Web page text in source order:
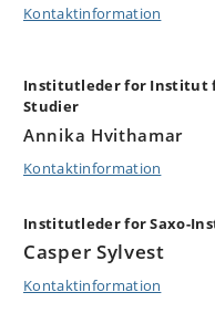
Kontaktinformation
Institutleder for Institut
Studier
Annika Hvithamar
Kontaktinformation
Institutleder for Saxo-
Casper Sylvest
Kontaktinformation